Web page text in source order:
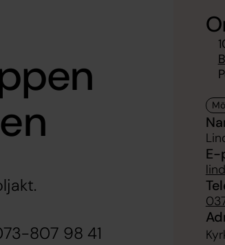
807 98 41
E-